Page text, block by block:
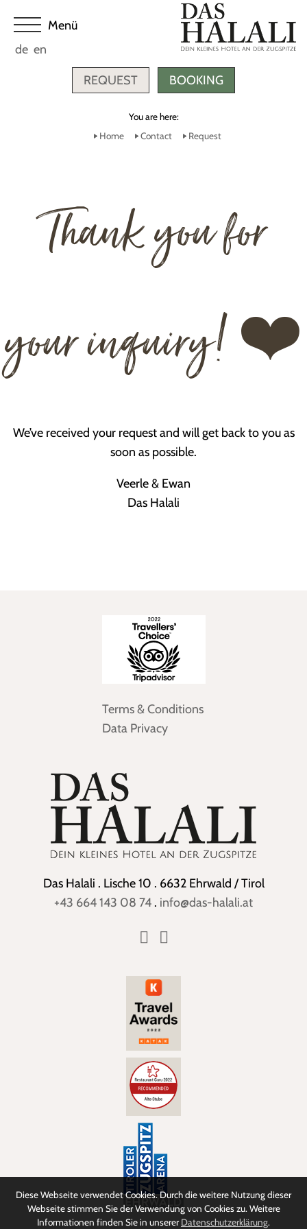
Diese Webseite verwendet Cookies. Durch die weitere Nutzung dieser
Webseite stimmen Sie der Verwendung von Cookies zu. Weitere
Informationen finden Sie in unsererDatenschutzerklärung.
de en
REQUEST BOOKING
You are here:
Home
Contact Request
Thank you for
your inquiry! ❤️
We’ve received your request and will get back to you as
soon as possible.
Veerle & Ewan
Das Halali
Terms & Conditions
Data Privacy
Das Halali . Lische 10 . 6632 Ehrwald / Tirol
+43 664 143 08 74 . info@das-halali.at